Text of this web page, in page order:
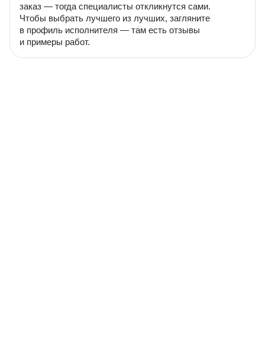
заказ — тогда специалисты откликнутся сами.
Чтобы выбрать лучшего из лучших, загляните
в профиль исполнителя — там есть отзывы
и примеры работ.